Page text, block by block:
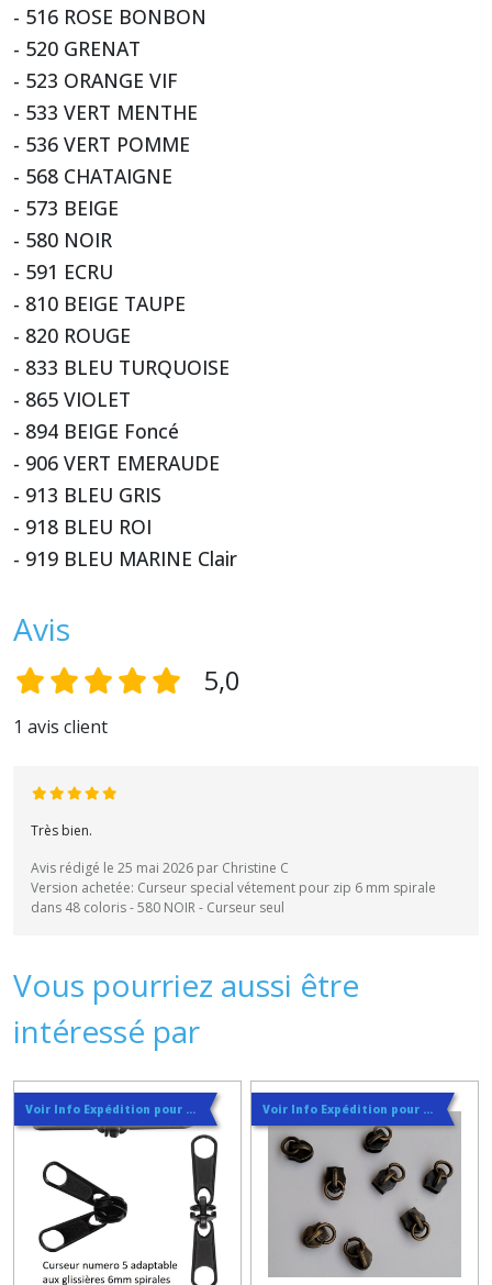
- 516 ROSE BONBON
- 520 GRENAT
- 523 ORANGE VIF
- 533 VERT MENTHE
- 536 VERT POMME
- 568 CHATAIGNE
- 573 BEIGE
- 580 NOIR
- 591 ECRU
- 810 BEIGE TAUPE
- 820 ROUGE
- 833 BLEU TURQUOISE
- 865 VIOLET
- 894 BEIGE Foncé
- 906 VERT EMERAUDE
- 913 BLEU GRIS
- 918 BLEU ROI
- 919 BLEU MARINE Clair
Avis
5,0
1 avis client
Très bien.
Avis rédigé le 25 mai 2026 par Christine C
Version achetée: Curseur special vétement pour zip 6 mm spirale
dans 48 coloris - 580 NOIR - Curseur seul
Vous pourriez aussi être
intéressé par
Voir Info Expédition pour Régler les Frais de Port au Meilleur Prix , En haut d'ecran à Droite Voir Info Expédition pour Régler les Frais de Port au Meilleur Prix , En haut d'ecran à Droite